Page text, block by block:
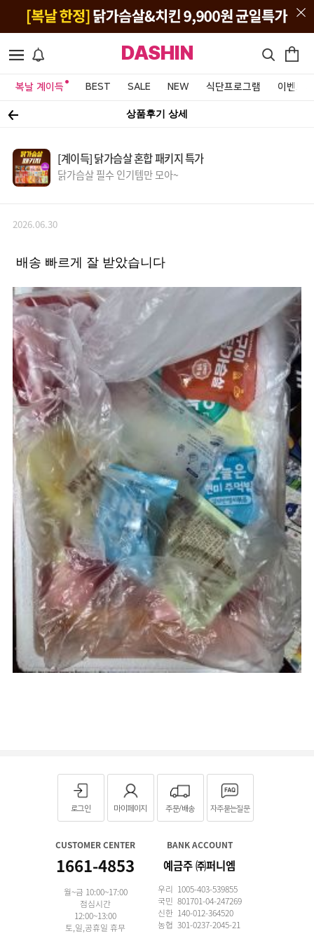
DASHIN
복날 계이득 BEST SALE NEW 식단프로그램 이벤트&
상품후기 상세
[계이득] 닭가슴살 혼합 패키지 특가
닭가슴살 필수 인기템만 모아~
2026.06.30
배송 빠르게 잘 받았습니다
로그인 마이페이지 주문/배송 자주묻는질문
CUSTOMER CENTER
1661-4853
월~금 10:00~17:00
점심시간
12:00~13:00
토,일,공휴일 휴무
BANK ACCOUNT
예금주 ㈜퍼니엠
우리 1005-403-539855
국민 801701-04-247269
신한 140-012-364520
농협 301-0237-2045-21